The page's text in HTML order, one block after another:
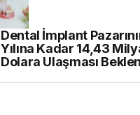
Dental İmplant
Yılına Kadar 14,43
Dolara Ulaşması